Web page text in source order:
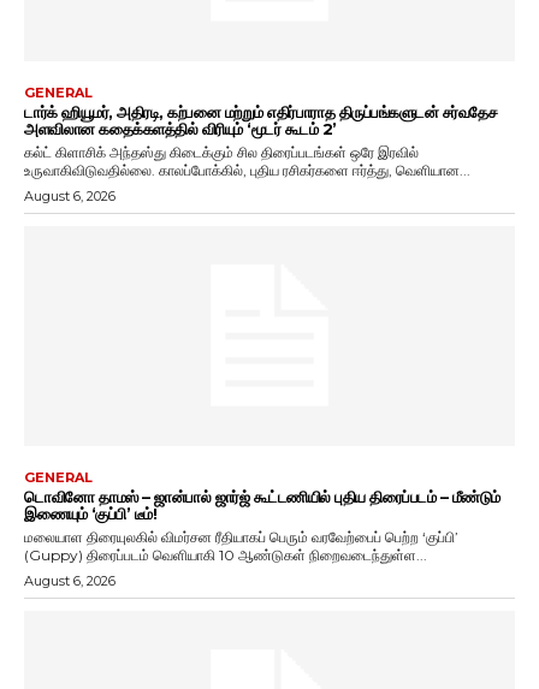
GENERAL
டார்க் ஹியூமர், அதிரடி, கற்பனை மற்றும் எதிர்பாராத திருப்பங்களுடன் சர்வதேச
அளவிலான கதைக்களத்தில் விரியும் ‘மூடர் கூடம் 2’
கல்ட் கிளாசிக் அந்தஸ்து கிடைக்கும் சில திரைப்படங்கள் ஒரே இரவில்
உருவாகிவிடுவதில்லை. காலப்போக்கில், புதிய ரசிகர்களை ஈர்த்து, வெளியான...
August 6, 2026
GENERAL
டொவினோ தாமஸ் – ஜான்பால் ஜார்ஜ் கூட்டணியில் புதிய திரைப்படம் – மீண்டும்
இணையும் ‘குப்பி’ டீம்!
மலையாள திரையுலகில் விமர்சன ரீதியாகப் பெரும் வரவேற்பைப் பெற்ற ‘குப்பி’
(Guppy) திரைப்படம் வெளியாகி 10 ஆண்டுகள் நிறைவடைந்துள்ள...
August 6, 2026